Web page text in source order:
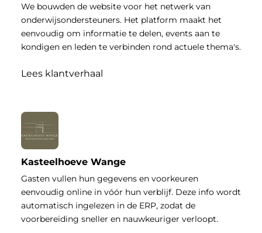
We bouwden de website voor het netwerk van
onderwijsondersteuners. Het platform maakt het
eenvoudig om informatie te delen, events aan te
kondigen en leden te verbinden rond actuele thema's.
Lees klantverhaal
Kasteelhoeve Wange
Gasten vullen hun gegevens en voorkeuren
eenvoudig online in vóór hun verblijf. Deze info wordt
automatisch ingelezen in de ERP, zodat de
voorbereiding sneller en nauwkeuriger verloopt.